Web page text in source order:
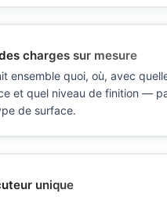
charges sur mesure
ensemble quoi, où, avec
et quel niveau de finition —
de surface.
unique